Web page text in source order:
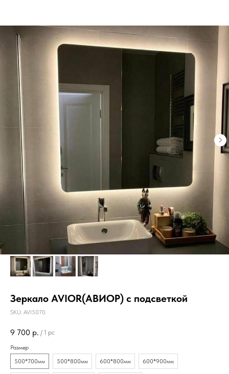
Зеркало AVIOR(АВИОР) с подсветкой
SKU: AVI5070
9 700 р. / 1 pc
Размер
500*700мм
500*800мм 600*800мм 600*900мм